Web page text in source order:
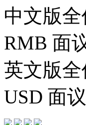
中文版
RMB 面
英文版全
USD 面议